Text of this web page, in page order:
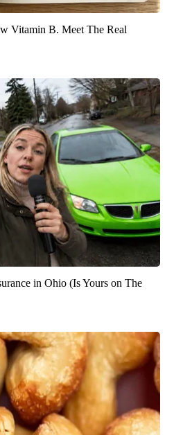
Vitamin B. Meet The Real
in Ohio (Is Yours on The